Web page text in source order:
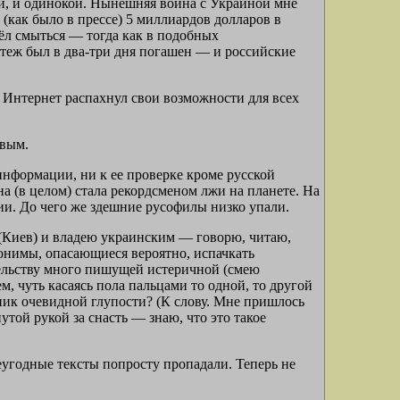
и одинокой. Нынешняя война с Украиной мне
было в прессе) 5 миллиардов долларов в
смыться — тогда как в подобных
был в два-три дня погашен — и российские
распахнул свои возможности для всех
ни к ее проверке кроме русской
(в целом) стала рекордсменом лжи на планете. На
До чего же здешние русофилы низко упали.
и владею украинским — говорю, читаю,
опасающиеся вероятно, испачкать
много пишущей истеричной (смею
чуть касаясь пола пальцами то одной, то другой
очевидной глупости? (К слову. Мне пришлось
рукой за снасть — знаю, что это такое
тексты попросту пропадали. Теперь не